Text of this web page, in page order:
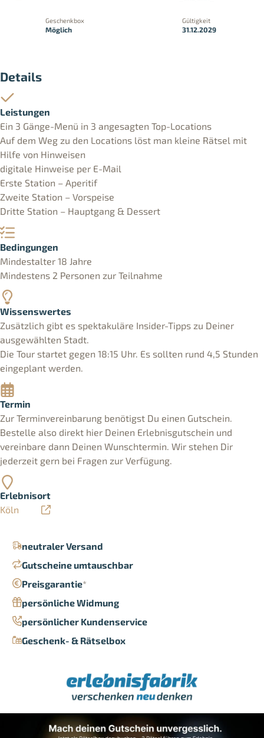
Geschenkbox
Möglich
Gültigkeit
31.12.2029
neutraler Versand
Gutscheine umtauschbar
Preisgarantie*
persönliche Widmung
persönlicher Kundenservice
Geschenk- & Rätselbox
Details
Leistungen
Ein 3 Gänge-Menü in 3 angesagten Top-Locations
Auf dem Weg zu den Locations löst man kleine Rätsel mit
Hilfe von Hinweisen
digitale Hinweise per E-Mail
Erste Station – Aperitif
Zweite Station – Vorspeise
Dritte Station – Hauptgang & Dessert
Bedingungen
Mindestalter 18 Jahre
Mindestens 2 Personen zur Teilnahme
Wissenswertes
Zusätzlich gibt es spektakuläre Insider-Tipps zu Deiner
ausgewählten Stadt.
Die Tour startet gegen 18:15 Uhr. Es sollten rund 4,5 Stunden
eingeplant werden.
Termin
Zur Terminvereinbarung benötigst Du einen Gutschein.
Bestelle also direkt hier Deinen Erlebnisgutschein und
vereinbare dann Deinen Wunschtermin. Wir stehen Dir
jederzeit gern bei Fragen zur Verfügung.
Erlebnisort
Köln